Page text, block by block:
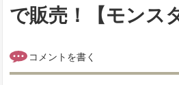
で販売！【モンス